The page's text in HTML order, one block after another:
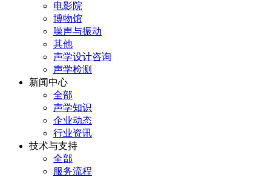
电影院
博物馆
噪声与振动
其他
声学设计咨询
声学检测
新闻中心
全部
声学知识
企业动态
行业资讯
技术与支持
全部
服务流程